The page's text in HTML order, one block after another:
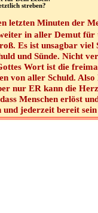
streben?
letzten Minuten der
in aller Demut
Es ist unsagbar viel
und Sünde. Nicht
Wort ist die
von aller Schuld. Also
nur ER kann die
Menschen erlöst
jederzeit bereit